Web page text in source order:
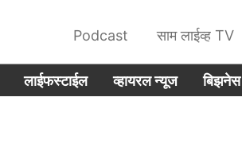
Podcast साम लाईव्ह TV
लाईफस्टाईल व्हायरल न्यूज बिझनेस